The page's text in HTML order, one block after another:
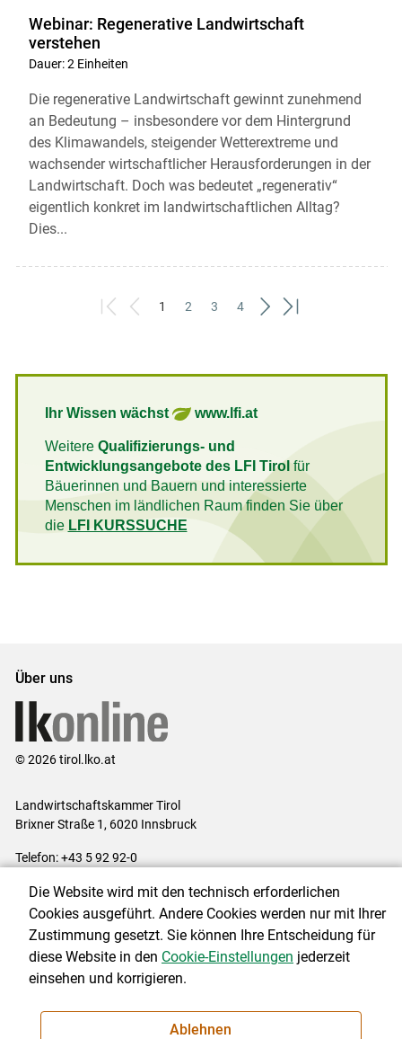
Webinar: Regenerative Landwirtschaft
verstehen
Dauer: 2 Einheiten
Die regenerative Landwirtschaft gewinnt zunehmend
an Bedeutung – insbesondere vor dem Hintergrund
des Klimawandels, steigender Wetterextreme und
wachsender wirtschaftlicher Herausforderungen in der
Landwirtschaft. Doch was bedeutet „regenerativ“
eigentlich konkret im landwirtschaftlichen Alltag?
Dies...
First Previous
1 2 3 4
Next Last
Ihr Wissen wächst www.lfi.at
Weitere Qualifizierungs- und
Entwicklungsangebote des LFI Tirol für
Bäuerinnen und Bauern und interessierte
Menschen im ländlichen Raum finden Sie über
die LFI KURSSUCHE
Über uns
© 2026 tirol.lko.at
Landwirtschaftskammer Tirol
Brixner Straße 1, 6020 Innsbruck
Telefon: +43 5 92 92-0
Impressum|Kontakt|Datenschutzerklärung|Barrierefreiheit|
Cookie-Einstellungen
NEWSLETTER
Die Website wird mit den technisch erforderlichen
Cookies ausgeführt. Andere Cookies werden nur mit Ihrer
Zustimmung gesetzt. Sie können Ihre Entscheidung für
diese Website in den Cookie-Einstellungen jederzeit
einsehen und korrigieren.
Ablehnen